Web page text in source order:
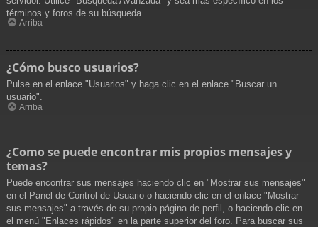
términos y foros de su búsqueda.
Arriba
¿Cómo busco usuarios?
Pulse en el enlace "Usuarios" y haga clic en el enlace "Buscar un
usuario".
Arriba
¿Como se puede encontrar mis propios mensajes y
temas?
Puede encontrar sus mensajes haciendo clic en "Mostrar sus mensajes"
en el Panel de Control de Usuario o haciendo clic en el enlace "Mostrar
sus mensajes" a través de su propio página de perfil, o haciendo clic en
el menú "Enlaces rápidos" en la parte superior del foro. Para buscar sus